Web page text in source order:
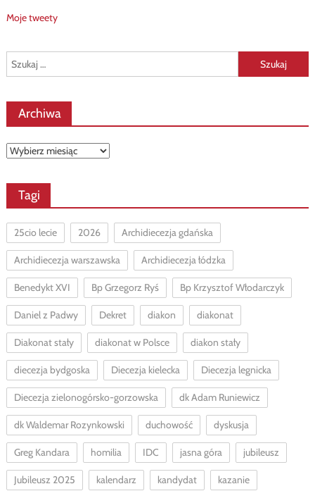
Moje tweety
Szukaj:
Archiwa
Archiwa
Tagi
25cio lecie 2026 Archidiecezja gdańska
Archidiecezja warszawska Archidiecezja łódzka
Benedykt XVI Bp Grzegorz Ryś Bp Krzysztof Włodarczyk
Daniel z Padwy Dekret diakon diakonat
Diakonat stały diakonat w Polsce diakon stały
diecezja bydgoska Diecezja kielecka Diecezja legnicka
Diecezja zielonogórsko-gorzowska dk Adam Runiewicz
dk Waldemar Rozynkowski duchowość dyskusja
Greg Kandara homilia IDC jasna góra jubileusz
Jubileusz 2025 kalendarz kandydat kazanie